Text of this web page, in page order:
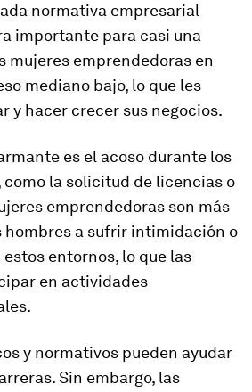
normativa empresarial
importante para casi una
mujeres emprendedoras en
mediano bajo, lo que les
y hacer crecer sus negocios.
es el acoso durante los
la solicitud de licencias o
emprendedoras son más
hombres a sufrir intimidación o
entornos, lo que las
en actividades
y normativos pueden ayudar
Sin embargo, las